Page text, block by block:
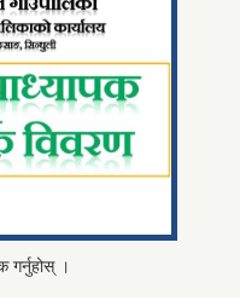
गर्नुहोस् ।